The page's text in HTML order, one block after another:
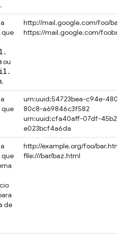
que
.
ou
.
.
http://mail.google.com/foo/
https://mail.google.com/foobar
que
urn:uuid:54723bea-c94e-480e-
80c8-a69846c3f582
urn:uuid:cfa40aff-07df-45b2-
e023bcf4a6da
que
de
http://example.org/foo/bar.html
file:///bar/baz.html